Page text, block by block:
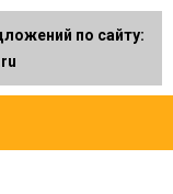
по сайту: